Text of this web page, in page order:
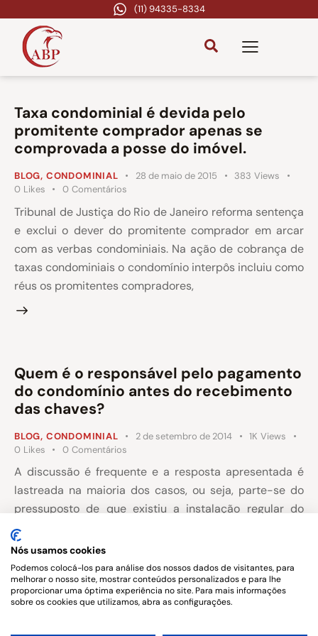
(11) 94335-8334
Taxa condominial é devida pelo
promitente comprador apenas se
comprovada a posse do imóvel.
BLOG, CONDOMINIAL 28 de maio de 2015 383 Views
0 Likes 0 Comentários
Tribunal de Justiça do Rio de Janeiro reforma sentença
e exclui o dever do promitente comprador em arcar
com as verbas condominiais. Na ação de cobrança de
taxas condominiais o condomínio interpôs incluiu como
réus os promitentes compradores,
Quem é o responsável pelo pagamento
do condomínio antes do recebimento
das chaves?
BLOG, CONDOMINIAL 2 de setembro de 2014 1K Views
0 Likes 0 Comentários
A discussão é frequente e a resposta apresentada é
lastreada na maioria dos casos, ou seja, parte-se do
pressuposto de que existiu a instalação regular do
condomínio e todas as aprovações orçamentarias,
ficando excluídas as demais situações como os casos
de adjudicação, leilão, venda com contrato de gaveta,
cessão de direito etc.
Nós usamos cookies
Podemos colocá-los para análise dos nossos dados de visitantes, para
melhorar o nosso site, mostrar conteúdos personalizados e para lhe
proporcionar uma óptima experiência no site. Para mais informações
sobre os cookies que utilizamos, abra as configurações.